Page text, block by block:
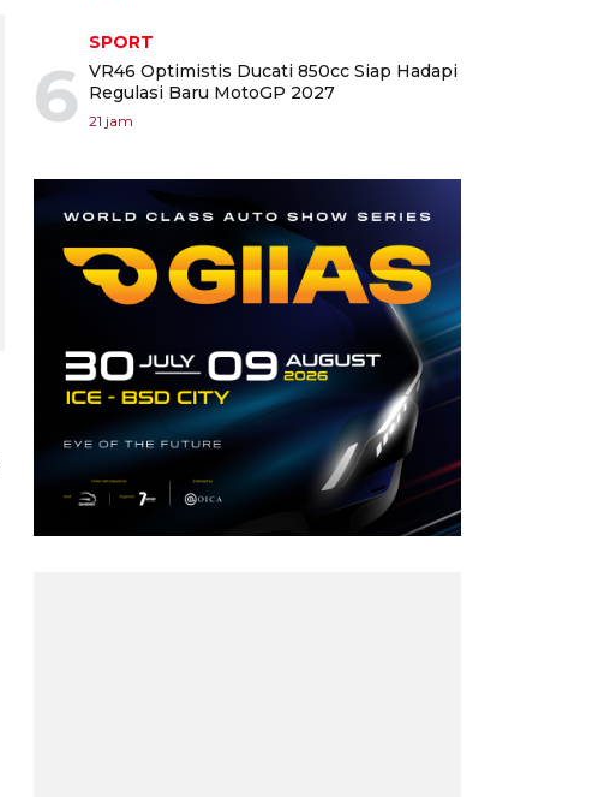
6
SPORT
VR46 Optimistis Ducati 850cc Siap Hadapi
Regulasi Baru MotoGP 2027
21 jam